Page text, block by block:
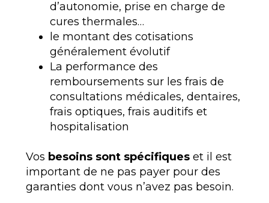
d’autonomie, prise en charge de
cures thermales…
le montant des cotisations
généralement évolutif
La performance des
remboursements sur les frais de
consultations médicales, dentaires,
frais optiques, frais auditifs et
hospitalisation
Vos besoins sont spécifiqueset il est
important de ne pas payer pour des
garanties dont vous n’avez pas besoin.